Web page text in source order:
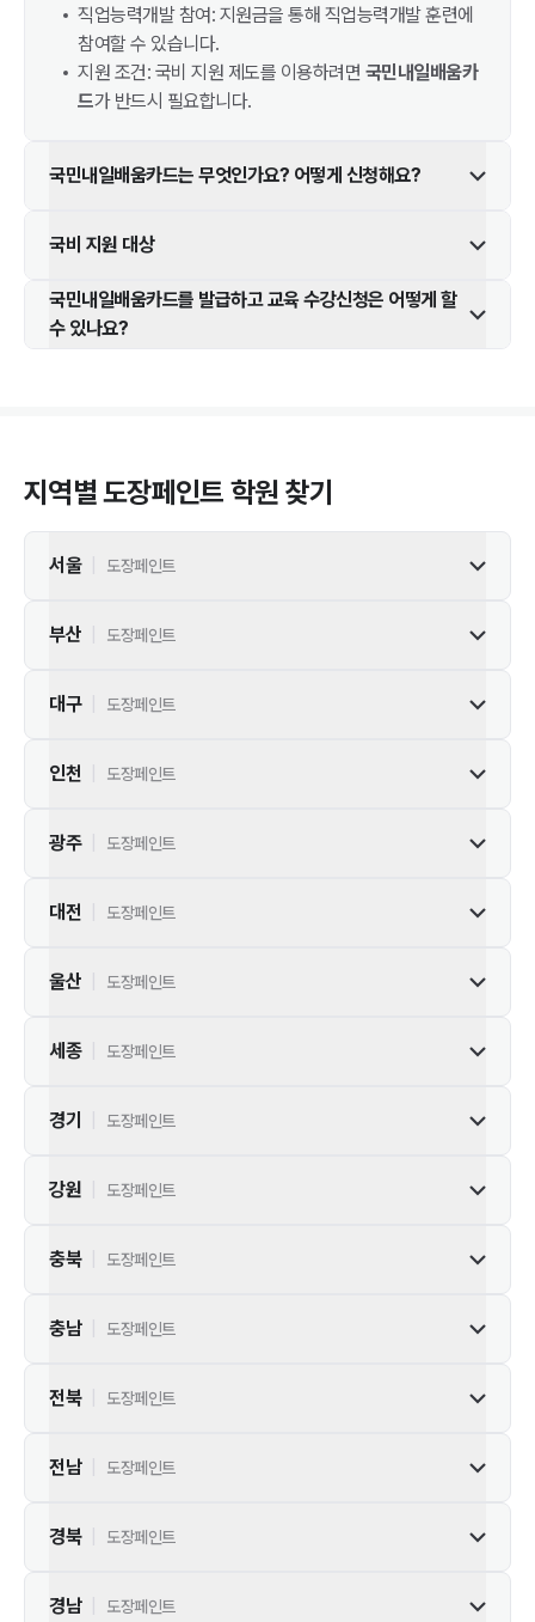
직업능력개발 참여: 지원금을 통해 직업능력개발 훈련에
참여할 수 있습니다.
지원 조건: 국비 지원 제도를 이용하려면 국민내일배움카
드가 반드시 필요합니다.
국민내일배움카드는 무엇인가요? 어떻게 신청해요?
국비 지원 대상
국민내일배움카드를 발급하고 교육 수강신청은 어떻게 할
수 있나요?
지역별도장페인트 학원 찾기
서울 도장페인트
부산 도장페인트
대구 도장페인트
인천 도장페인트
광주 도장페인트
대전 도장페인트
울산 도장페인트
세종 도장페인트
경기 도장페인트
강원 도장페인트
충북 도장페인트
충남 도장페인트
전북 도장페인트
전남 도장페인트
경북 도장페인트
경남 도장페인트